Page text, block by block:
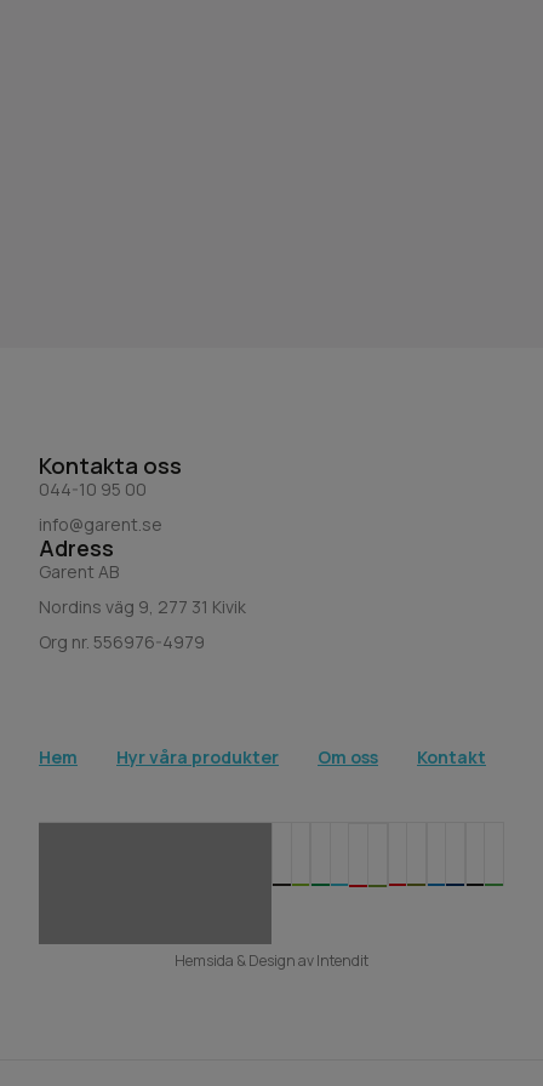
Kontakta oss
044-10 95 00
info@garent.se
Adress
Garent AB
Nordins väg 9, 277 31 Kivik
Org nr. 556976-4979
Hem Hyr våra produkter Om oss Kontakt
Hemsida & Design av Intendit